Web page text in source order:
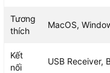
Tương
thích
MacOS,
Kết
nối
USB Receiver,